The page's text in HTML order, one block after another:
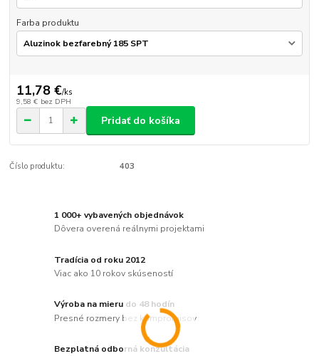
Farba produktu
11,78 €/ks
9,58 € bez DPH
Pridať do košíka
Číslo produktu: 403
1 000+ vybavených objednávok
Dôvera overená reálnymi projektami
Tradícia od roku 2012
Viac ako 10 rokov skúseností
Výroba na mieru do 48 hodín
Presné rozmery bez kompromisov
Bezplatná odborná konzultácia